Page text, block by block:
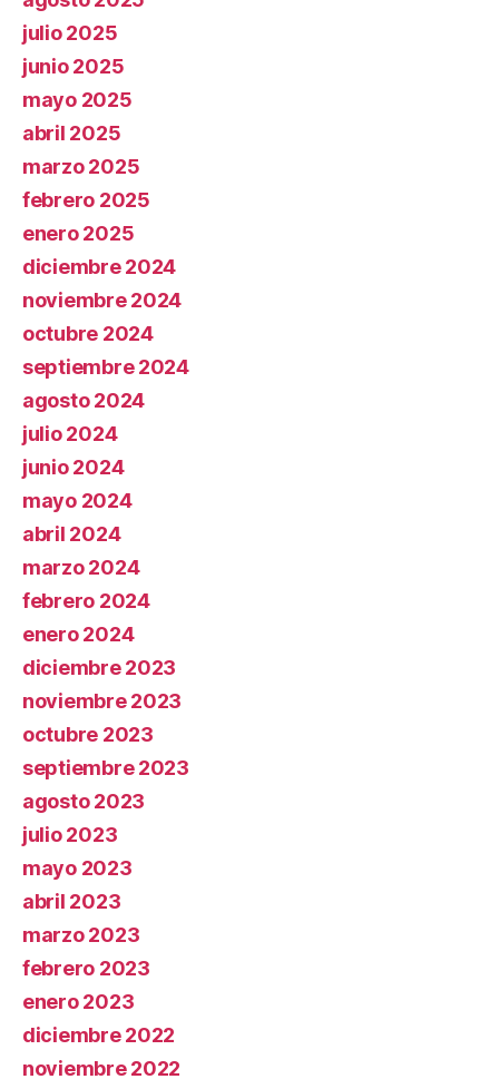
julio 2025
junio 2025
mayo 2025
abril 2025
marzo 2025
febrero 2025
enero 2025
diciembre 2024
noviembre 2024
octubre 2024
septiembre 2024
agosto 2024
julio 2024
junio 2024
mayo 2024
abril 2024
marzo 2024
febrero 2024
enero 2024
diciembre 2023
noviembre 2023
octubre 2023
septiembre 2023
agosto 2023
julio 2023
mayo 2023
abril 2023
marzo 2023
febrero 2023
enero 2023
diciembre 2022
noviembre 2022